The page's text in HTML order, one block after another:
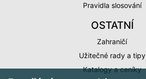
Pravidla slosování
OSTATNÍ
Zahraničí
Užitečné rady a tipy
Katalogy a ceníky